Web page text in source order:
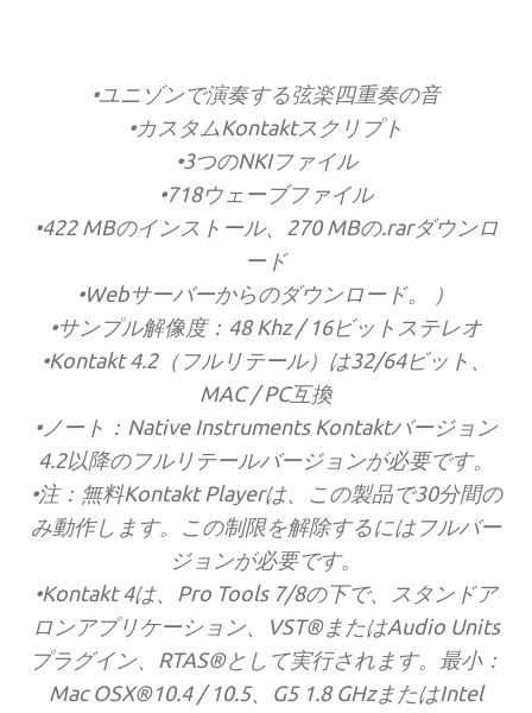
•ユニゾンで演奏する弦楽四重奏の音
•カスタムKontaktスクリプト
•3つのNKIファイル
•718ウェーブファイル
•422 MBのインストール、270 MBの.rarダウンロ
ード
•Webサーバーからのダウンロード。 ）
•サンプル解像度：48 Khz / 16ビットステレオ
•Kontakt 4.2（フルリテール）は32/64ビット、
MAC / PC互換
•ノート：Native Instruments Kontaktバージョン
4.2以降のフルリテールバージョンが必要です。
•注：無料Kontakt Playerは、この製品で30分間の
み動作します。この制限を解除するにはフルバー
ジョンが必要です。
•Kontakt 4は、Pro Tools 7/8の下で、スタンドア
ロンアプリケーション、VST®またはAudio Units
プラグイン、RTAS®として実行されます。最小：
Mac OSX®10.4 / 10.5、G5 1.8 GHzまたはIntel